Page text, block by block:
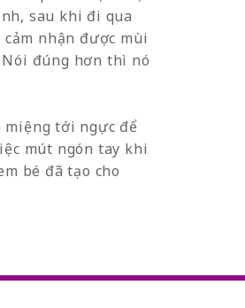
sau khi đi qua
nhận được mùi
Nói đúng hơn thì nó
miệng tới ngực để
mút ngón tay khi
bé đã tạo cho